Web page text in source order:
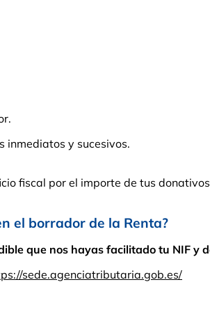
inmediatos y sucesivos.
fiscal por el importe de tus
el borrador de la Renta?
que nos hayas facilitado tu NIF y
sede.agenciatributaria.gob.es/